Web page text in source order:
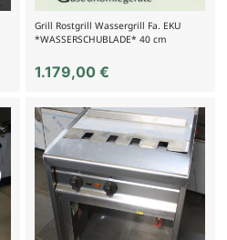
Grill Rostgrill Wassergrill Fa. EKU
*WASSERSCHUBLADE* 40 cm
1.179,00€